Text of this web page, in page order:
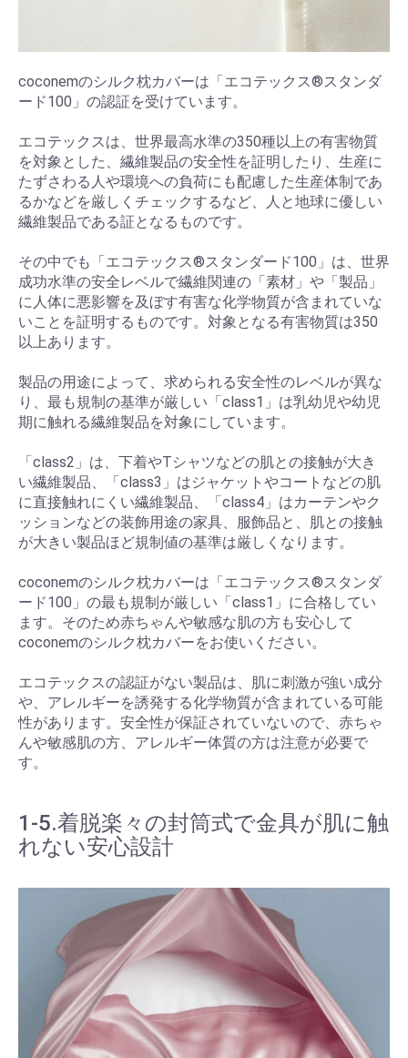
coconemのシルク枕カバーは「エコテックス®スタンダ
ード100」の認証を受けています。
エコテックスは、世界最高水準の350種以上の有害物質
を対象とした、繊維製品の安全性を証明したり、生産に
たずさわる人や環境への負荷にも配慮した生産体制であ
るかなどを厳しくチェックするなど、人と地球に優しい
繊維製品である証となるものです。
その中でも「エコテックス®スタンダード100」は、世界
成功水準の安全レベルで繊維関連の「素材」や「製品」
に人体に悪影響を及ぼす有害な化学物質が含まれていな
いことを証明するものです。対象となる有害物質は350
以上あります。
製品の用途によって、求められる安全性のレベルが異な
り、最も規制の基準が厳しい「class1」は乳幼児や幼児
期に触れる繊維製品を対象にしています。
「class2」は、下着やTシャツなどの肌との接触が大き
い繊維製品、「class3」はジャケットやコートなどの肌
に直接触れにくい繊維製品、「class4」はカーテンやク
ッションなどの装飾用途の家具、服飾品と、肌との接触
が大きい製品ほど規制値の基準は厳しくなります。
coconemのシルク枕カバーは「エコテックス®スタンダ
ード100」の最も規制が厳しい「class1」に合格してい
ます。そのため赤ちゃんや敏感な肌の方も安心して
coconemのシルク枕カバーをお使いください。
エコテックスの認証がない製品は、肌に刺激が強い成分
や、アレルギーを誘発する化学物質が含まれている可能
性があります。安全性が保証されていないので、赤ちゃ
んや敏感肌の方、アレルギー体質の方は注意が必要で
す。
1-5.着脱楽々の封筒式で金具が肌に触
れない安心設計